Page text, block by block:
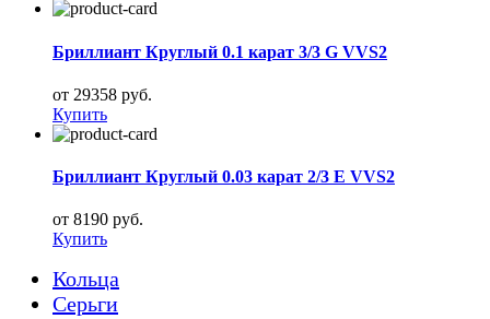
Бриллиант Круглый 0.1 карат 3/3 G VVS2
от 29358 руб.
Купить
Бриллиант Круглый 0.03 карат 2/3 E VVS2
от 8190 руб.
Купить
Кольца
Серьги